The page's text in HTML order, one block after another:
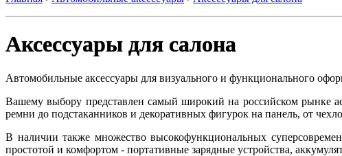
Аксессуары для салона
Автомобильные аксессуары для визуального и функционального
Вашему выбору представлен самый широкий на российском рынке
ремни до подстаканников и декоративных фигурок на панель, от
В наличии также множество высокофункциональных
простотой и комфортом - портативные зарядные устройства,